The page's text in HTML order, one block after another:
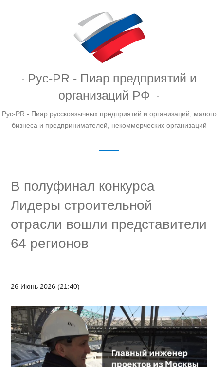
Рус-PR - Пиар предприятий и
организаций РФ
Рус-PR - Пиар русскоязычных предприятий и организаций, малого
бизнеса и предпринимателей, некоммерческих организаций
В полуфинал конкурса
Лидеры строительной
отрасли вошли представители
64 регионов
26 Июнь 2026 (21:40)